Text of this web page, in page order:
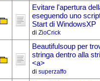
Evitare l'apertura
eseguendo uno
Start di WindowsXP
di ZioCrick
Beautifulsoup per
stringa dentro alla
<a>
di superzaffo